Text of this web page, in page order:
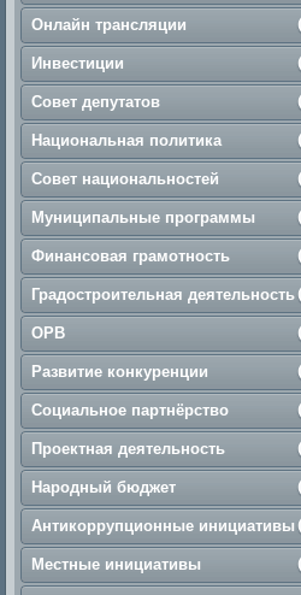
Онлайн трансляции
Инвестиции
Совет депутатов
Национальная политика
Совет национальностей
Муниципальные программы
Финансовая грамотность
Градостроительная деятельность
ОРВ
Развитие конкуренции
Социальное партнёрство
Проектная деятельность
Народный бюджет
Антикоррупционные инициативы
Местные инициативы